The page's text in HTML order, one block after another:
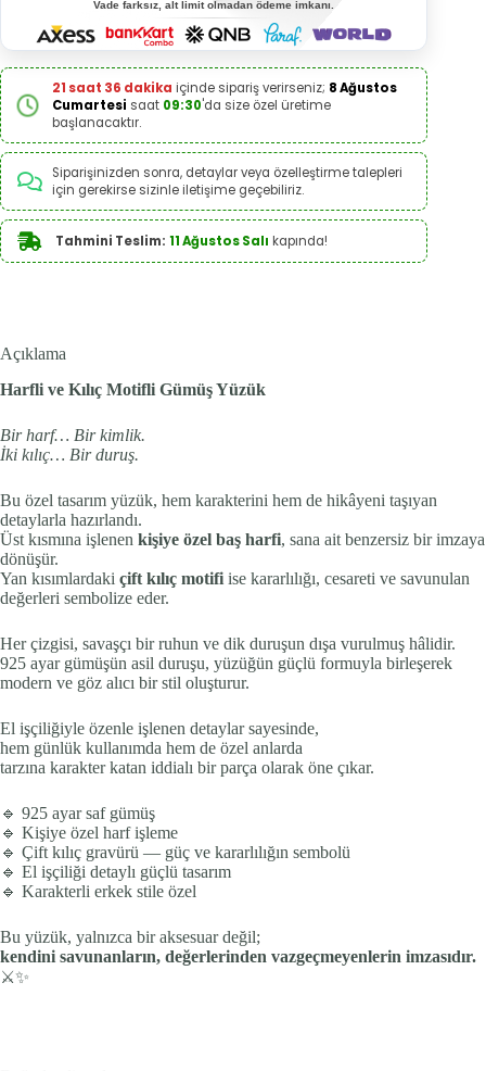
Vade farksız, alt limit olmadan ödeme imkanı.
21 saat 36 dakika içinde sipariş verirseniz; 8 Ağustos
Cumartesi saat 09:30'da size özel üretime
başlanacaktır.
Siparişinizden sonra, detaylar veya özelleştirme talepleri
için gerekirse sizinle iletişime geçebiliriz.
Tahmini Teslim: 11 Ağustos Salı kapında!
Açıklama
Harfli ve Kılıç Motifli Gümüş Yüzük
Bir harf… Bir kimlik.
İki kılıç… Bir duruş.
Bu özel tasarım yüzük, hem karakterini hem de hikâyeni taşıyan
detaylarla hazırlandı.
Üst kısmına işlenen kişiye özel baş harfi, sana ait benzersiz bir imzaya
dönüşür.
Yan kısımlardaki çift kılıç motifi ise kararlılığı, cesareti ve savunulan
değerleri sembolize eder.
Her çizgisi, savaşçı bir ruhun ve dik duruşun dışa vurulmuş hâlidir.
925 ayar gümüşün asil duruşu, yüzüğün güçlü formuyla birleşerek
modern ve göz alıcı bir stil oluşturur.
El işçiliğiyle özenle işlenen detaylar sayesinde,
hem günlük kullanımda hem de özel anlarda
tarzına karakter katan iddialı bir parça olarak öne çıkar.
🔹 925 ayar saf gümüş
🔹 Kişiye özel harf işleme
🔹 Çift kılıç gravürü — güç ve kararlılığın sembolü
🔹 El işçiliği detaylı güçlü tasarım
🔹 Karakterli erkek stile özel
Bu yüzük, yalnızca bir aksesuar değil;
kendini savunanların, değerlerinden vazgeçmeyenlerin imzasıdır.
⚔️✨